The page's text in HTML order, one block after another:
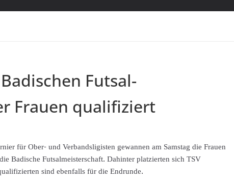
Futsal-
Frauen qualifiziert
für Ober- und Verbandsligisten gewannen am Samstag die Frauen
Badische Futsalmeisterschaft. Dahinter platzierten sich TSV
sind ebenfalls für die Endrunde.